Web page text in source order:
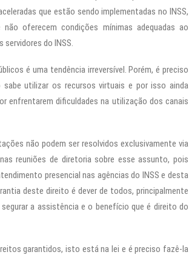
que estão sendo implementadas no INSS,
oferecem condições mínimas adequadas ao
do INSS.
é uma tendência irreversível. Porém, é preciso
utilizar os recursos virtuais e por isso ainda
enfrentarem dificuldades na utilização dos canais
não podem ser resolvidos exclusivamente via
reuniões de diretoria sobre esse assunto, pois
presencial nas agências do INSS e desta
deste direito é dever de todos, principalmente
a assistência e o benefício que é direito do
garantidos, isto está na lei e é preciso fazê-la